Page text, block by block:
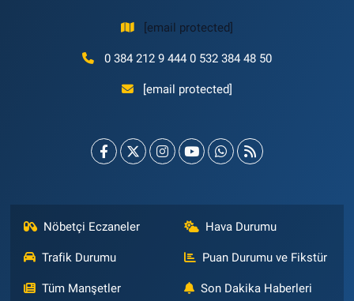
[email protected]
0 384 212 9 444 0 532 384 48 50
[email protected]
Nöbetçi Eczaneler Hava Durumu
Trafik Durumu Puan Durumu ve Fikstür
Tüm Manşetler Son Dakika Haberleri